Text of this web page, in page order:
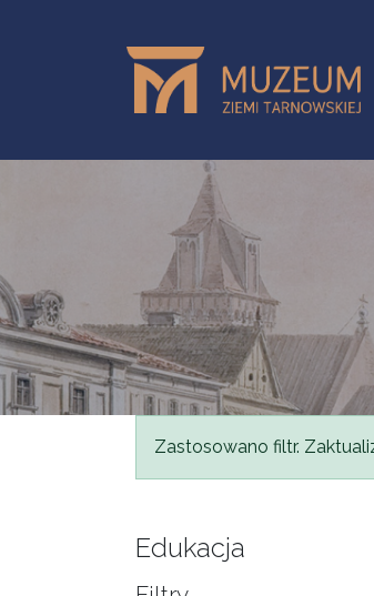
Komunikat
Zastosowano filtr.
Edukacja